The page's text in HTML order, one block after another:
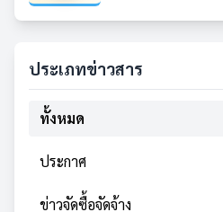
ประเภทข่าวสาร
ทั้งหมด
ประกาศ
ข่าวจัดซื้อจัดจ้าง